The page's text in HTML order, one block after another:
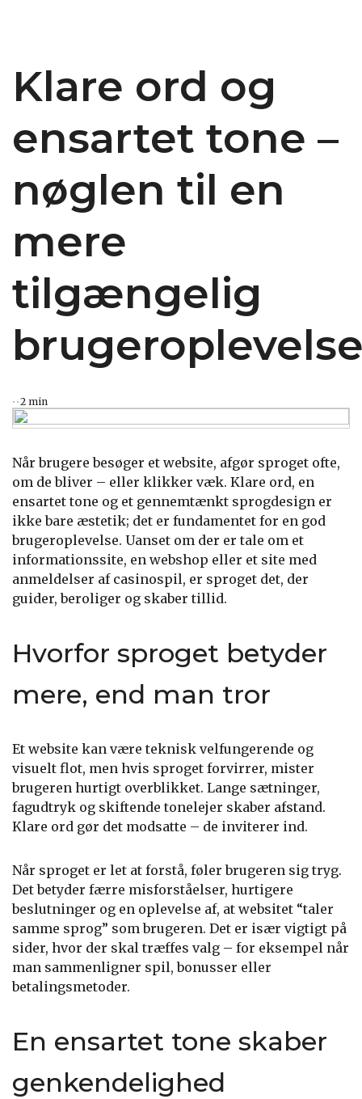
Klare ord og
ensartet tone –
nøglen til en
mere
tilgængelig
2 min
Når brugere besøger et website, afgør sproget ofte,
om de bliver – eller klikker væk. Klare ord, en
ensartet tone og et gennemtænkt sprogdesign er
ikke bare æstetik; det er fundamentet for en god
brugeroplevelse. Uanset om der er tale om et
informationssite, en webshop eller et site med
anmeldelser af casinospil, er sproget det, der
guider, beroliger og skaber tillid.
Hvorfor sproget betyder
mere, end man tror
Et website kan være teknisk velfungerende og
visuelt flot, men hvis sproget forvirrer, mister
brugeren hurtigt overblikket. Lange sætninger,
fagudtryk og skiftende tonelejer skaber afstand.
Klare ord gør det modsatte – de inviterer ind.
Når sproget er let at forstå, føler brugeren sig tryg.
Det betyder færre misforståelser, hurtigere
beslutninger og en oplevelse af, at websitet “taler
samme sprog” som brugeren. Det er især vigtigt på
sider, hvor der skal træffes valg – for eksempel når
man sammenligner spil, bonusser eller
betalingsmetoder.
En ensartet tone skaber
genkendelighed